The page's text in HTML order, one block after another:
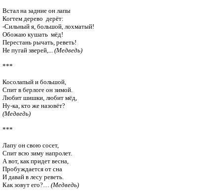
Встал на задние он лапы
Когтем дерево  дерёт:
-Сильный я, большой, лохматый!
Обожаю кушать  мёд!
Перестань рычать, реветь!
Не пугай зверей,... (Медведь)
***
Косолапый и большой,
Спит в берлоге он зимой.
Любит шишки, любит мёд,
(Медведь)
***
Лапу он свою сосет,
Спит всю зиму напролет.
А вот, как придет весна,
Пробуждается от сна
И давай в лесу реветь.
Как зовут его?… (Медведь)